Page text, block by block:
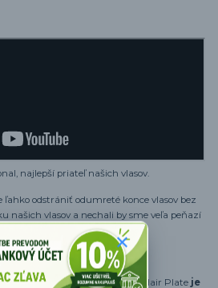
najlepší priateľ našich vlasov.
odstrániť odumreté konce vlasov bez
našich vlasov a nechali by sme veľa peňazí
patentovanú technológiu Hair Plate je